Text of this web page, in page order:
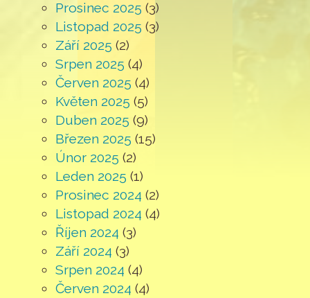
Prosinec 2025 (3)
Listopad 2025 (3)
Září 2025 (2)
Srpen 2025 (4)
Červen 2025 (4)
Květen 2025 (5)
Duben 2025 (9)
Březen 2025 (15)
Únor 2025 (2)
Leden 2025 (1)
Prosinec 2024 (2)
Listopad 2024 (4)
Říjen 2024 (3)
Září 2024 (3)
Srpen 2024 (4)
Červen 2024 (4)